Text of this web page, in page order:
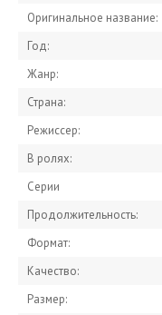
Оригинальное название:
Год:
Жанр:
Страна:
Режиссер:
В ролях:
Серии
Продолжительность:
Формат:
Качество:
Размер: